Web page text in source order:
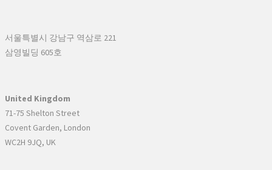
서울특별시 강남구 역삼로 221
삼영빌딩 605호
United Kingdom
71-75 Shelton Street
Covent Garden, London
WC2H 9JQ, UK